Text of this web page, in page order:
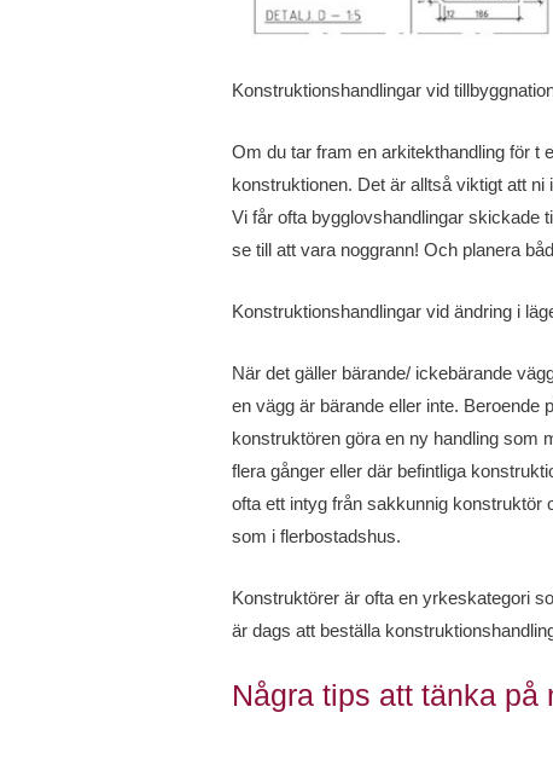
Konstruktionshandlingar vid
Om du tar fram en arkitekthandling för t
konstruktionen. Det är alltså viktigt att
Vi får ofta bygglovshandlingar skickade
se till att vara noggrann! Och planera
Konstruktionshandlingar vid ändring i
När det gäller bärande/ ickebärande
en vägg är bärande eller inte. Beroende
konstruktören göra en ny handling som
flera gånger eller där befintliga
ofta ett intyg från sakkunnig konstruktör
som i flerbostadshus.
Konstruktörer är ofta en yrkeskategori
är dags att beställa
Några tips att tänka på